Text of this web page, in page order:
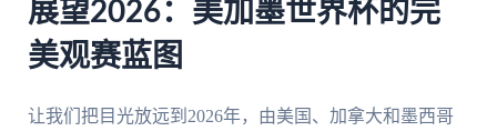
展望2026：美加墨世界杯的完
美观赛蓝图
让我们把目光放远到2026年，由美国、加拿大和墨西哥